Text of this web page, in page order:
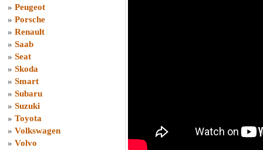
» Peugeot
» Porsche
» Renault
» Saab
» Seat
» Skoda
» Smart
» Subaru
» Suzuki
» Toyota
» Volkswagen
» Volvo